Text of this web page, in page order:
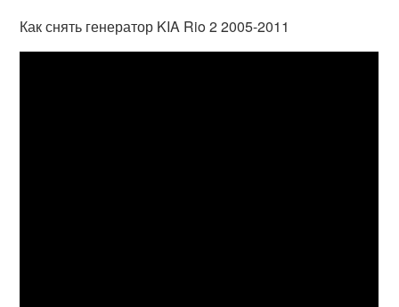
Как снять генератор KIA Rio 2 2005-2011